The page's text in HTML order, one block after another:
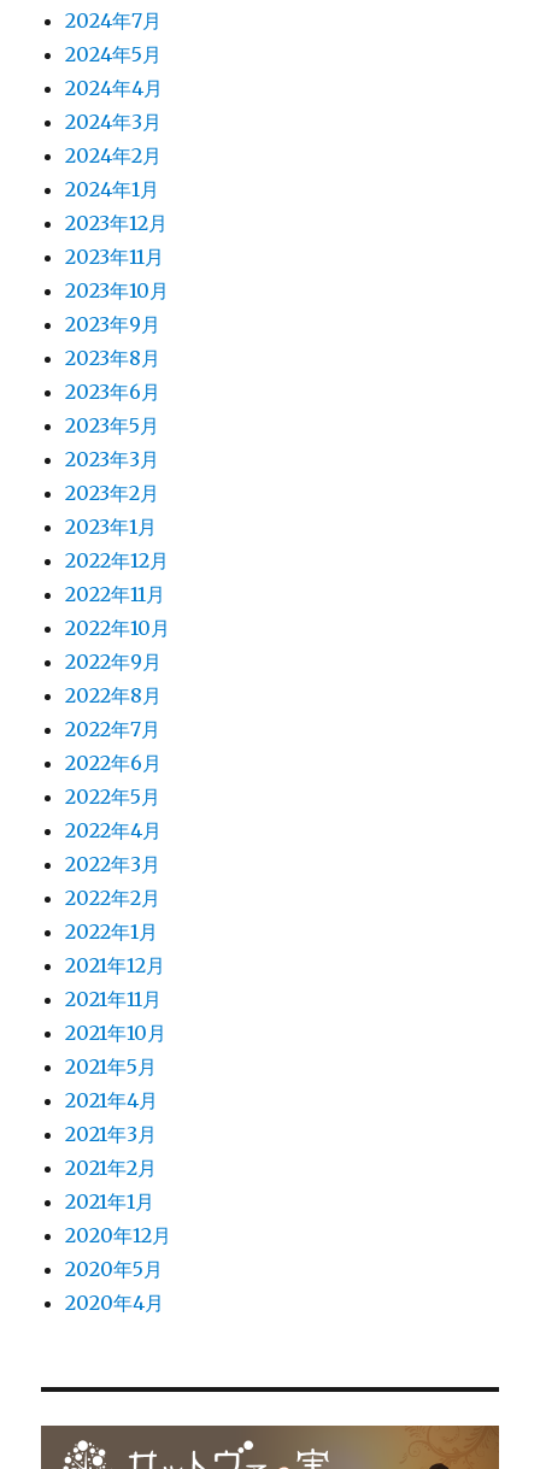
2024年7月
2024年5月
2024年4月
2024年3月
2024年2月
2024年1月
2023年12月
2023年11月
2023年10月
2023年9月
2023年8月
2023年6月
2023年5月
2023年3月
2023年2月
2023年1月
2022年12月
2022年11月
2022年10月
2022年9月
2022年8月
2022年7月
2022年6月
2022年5月
2022年4月
2022年3月
2022年2月
2022年1月
2021年12月
2021年11月
2021年10月
2021年5月
2021年4月
2021年3月
2021年2月
2021年1月
2020年12月
2020年5月
2020年4月